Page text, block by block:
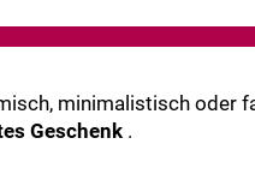
minimalistisch oder
Geschenk .